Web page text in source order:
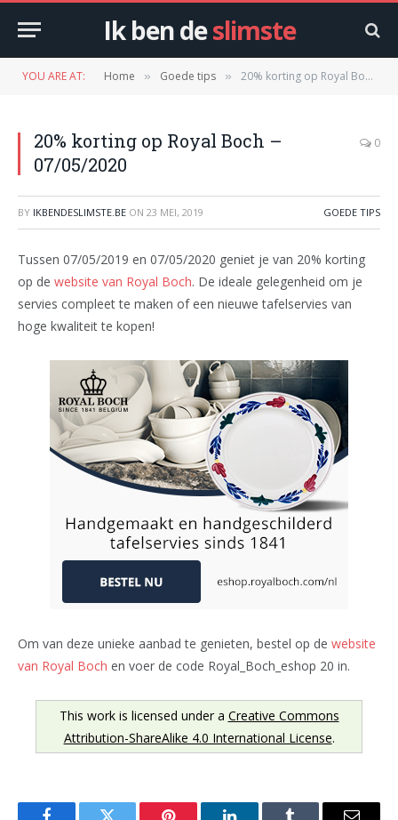
Ik ben deslimste
YOU ARE AT: Home » Goede tips » 20% korting op Royal Boch – 07/05/2020
20% korting op Royal Boch –
07/05/2020
0
BY IKBENDESLIMSTE.BE ON 23 MEI, 2019 GOEDE TIPS
Tussen 07/05/2019 en 07/05/2020 geniet je van 20% korting
op de website van Royal Boch. De ideale gelegenheid om je
servies compleet te maken of een nieuwe tafelservies van
hoge kwaliteit te kopen!
Om van deze unieke aanbad te genieten, bestel op de website
van Royal Boch en voer de code Royal_Boch_eshop 20 in.
This work is licensed under a Creative Commons
Attribution-ShareAlike 4.0 International License.